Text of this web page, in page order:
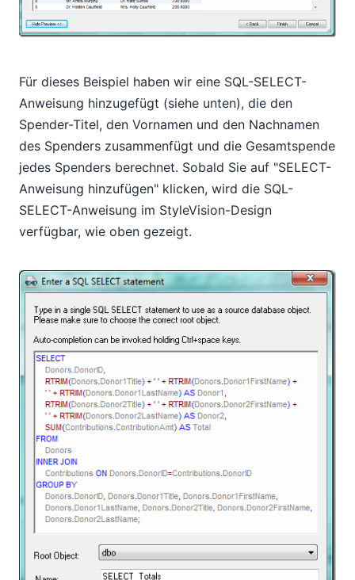
Für dieses Beispiel haben wir eine SQL-SELECT-
Anweisung hinzugefügt (siehe unten), die den
Spender-Titel, den Vornamen und den Nachnamen
des Spenders zusammenfügt und die Gesamtspende
jedes Spenders berechnet. Sobald Sie auf "SELECT-
Anweisung hinzufügen" klicken, wird die SQL-
SELECT-Anweisung im StyleVision-Design
verfügbar, wie oben gezeigt.